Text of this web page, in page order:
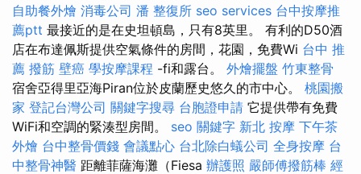
自助餐外燴 消毒公司 潘 整復所 seo services 台中按摩推
薦ptt 最接近的是在史坦頓島，只有8英里。 有利的D50酒
店在布達佩斯提供空氣條件的房間，花園，免費Wi 台中 推
薦 撥筋 壁癌 學按摩課程 -fi和露台。 外燴擺盤 竹東整骨
宿舍亞得里亞海Piran位於皮蘭歷史悠久的市中心。 桃園搬
家 登記台灣公司 關鍵字搜尋 台胞證申請 它提供帶有免費
WiFi和空調的緊湊型房間。 seo 關鍵字 新北 按摩 下午茶
外燴 台中整骨價錢 會議點心 台北除白蟻公司 全身按摩 台
中整骨神醫 距離菲薩海灘（Fiesa 辦護照 嚴師傅撥筋棒 經